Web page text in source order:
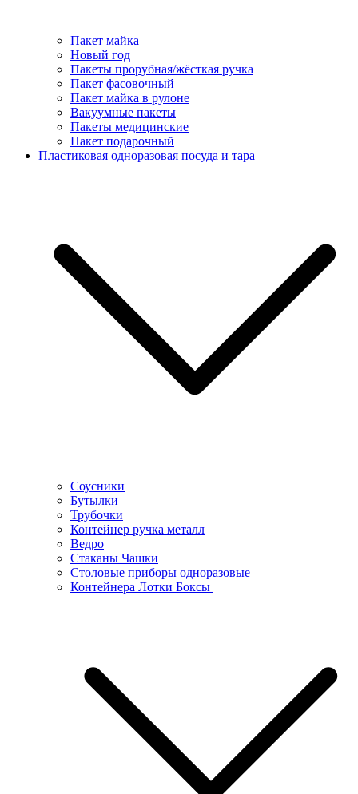
Пакет майка
Новый год
Пакеты прорубная/жёсткая ручка
Пакет фасовочный
Пакет майка в рулоне
Вакуумные пакеты
Пакеты медицинские
Пакет подарочный
Пластиковая одноразовая посуда и тара
Соусники
Бутылки
Трубочки
Контейнер ручка металл
Ведро
Стаканы Чашки
Столовые приборы одноразовые
Контейнера Лотки Боксы